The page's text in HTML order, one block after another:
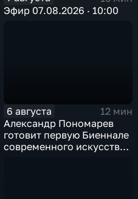
Эфир 07.08.2026 · 10:00
6 августа
12 мин
Александр Пономарев
готовит первую Биеннале
современного искусства